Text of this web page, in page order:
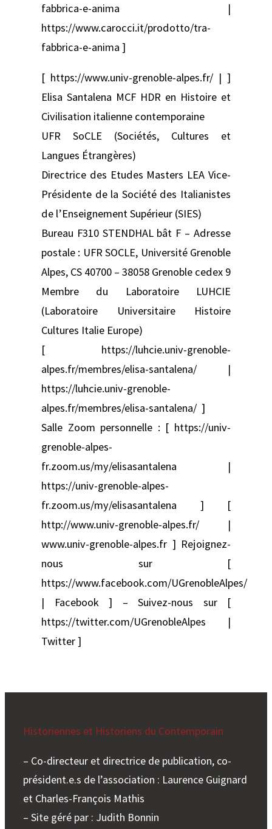
fabbrica-e-anima |
https://www.carocci.it/prodotto/tra-
fabbrica-e-anima ]
[ https://www.univ-grenoble-alpes.fr/ | ]
Elisa Santalena MCF HDR en Histoire et
Civilisation italienne contemporaine
UFR SoCLE (Sociétés, Cultures et
Langues Étrangères)
Directrice des Etudes Masters LEA Vice-
Présidente de la Société des Italianistes
de l’Enseignement Supérieur (SIES)
Bureau F310 STENDHAL bât F – Adresse
postale : UFR SOCLE, Université Grenoble
Alpes, CS 40700 – 38058 Grenoble cedex 9
Membre du Laboratoire LUHCIE
(Laboratoire Universitaire Histoire
Cultures Italie Europe)
[ https://luhcie.univ-grenoble-
alpes.fr/membres/elisa-santalena/ |
https://luhcie.univ-grenoble-
alpes.fr/membres/elisa-santalena/ ]
Salle Zoom personnelle : [ https://univ-
grenoble-alpes-
fr.zoom.us/my/elisasantalena |
https://univ-grenoble-alpes-
fr.zoom.us/my/elisasantalena ] [
http://www.univ-grenoble-alpes.fr/ |
www.univ-grenoble-alpes.fr ] Rejoignez-
nous sur [
https://www.facebook.com/UGrenobleAlpes/
| Facebook ] – Suivez-nous sur [
https://twitter.com/UGrenobleAlpes |
Twitter ]
Historiennes et Historiens du Contemporain
– Co-directeur et directrice de publication, co-
président.e.s de l’association : Laurence Guignard
et Charles-François Mathis
– Site géré par : Judith Bonnin